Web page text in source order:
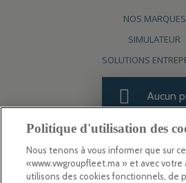
Aucun
NOS MARQUES
SIMULATEUR
SOLUTIONS
Nous suivre
Contactez-
+212 5 20 00 62
Politique d'utilisation des
Nous tenons à vous informer que sur
«www.vwgroupfleet.ma » et avec votre
utilisons des cookies fonctionnels, de